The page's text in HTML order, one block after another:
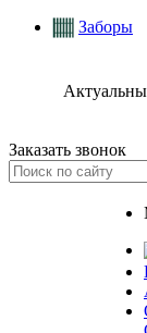
Заборы
Заказать звонок